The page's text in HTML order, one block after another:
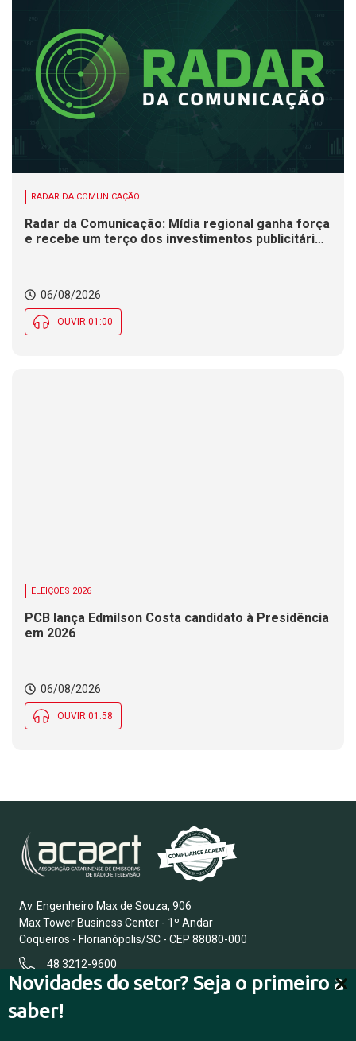
Novidades do setor? Seja o primeiro a
saber!
RADAR DA COMUNICAÇÃO
Radar da Comunicação: Mídia regional ganha força
e recebe um terço dos investimentos publicitários
06/08/2026
OUVIR 01:00
ELEIÇÕES 2026
PCB lança Edmilson Costa candidato à Presidência
em 2026
06/08/2026
OUVIR 01:58
Av. Engenheiro Max de Souza, 906
Max Tower Business Center - 1º Andar
Coqueiros - Florianópolis/SC - CEP 88080-000
48 3212-9600
FALE CONOSCO